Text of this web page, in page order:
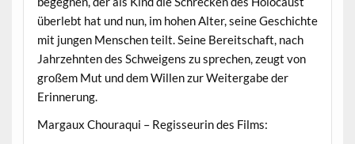
überlebt hat und nun, im hohen Alter, seine Geschichte
mit jungen Menschen teilt. Seine Bereitschaft, nach
Jahrzehnten des Schweigens zu sprechen, zeugt von
großem Mut und dem Willen zur Weitergabe der
Erinnerung.
Margaux Chouraqui – Regisseurin des Films: